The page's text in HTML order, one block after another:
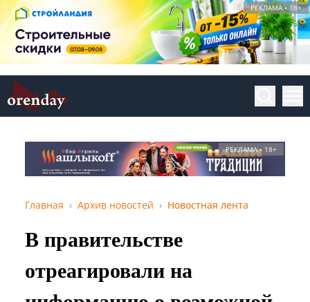
РЕКЛАМА • 18+
РЕКЛАМА • 18+
Главная Архив новостей Новостная лента
В правительстве
отреагировали на